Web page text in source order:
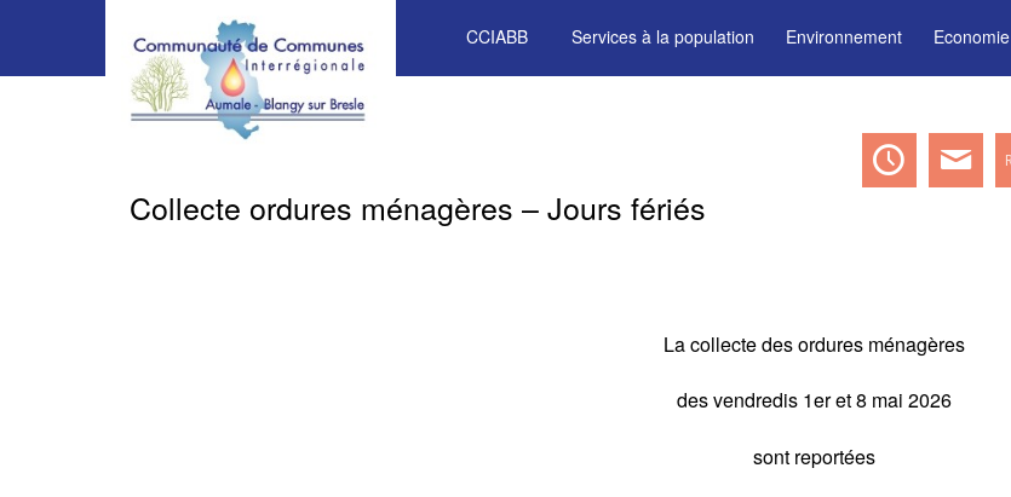
CCIABB Services à la population Environnement Economie
Collecte ordures ménagères – Jours fériés
La collecte des ordures ménagères
des vendredis 1er et 8 mai 2026
sont reportées